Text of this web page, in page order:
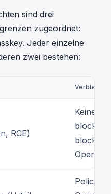
sind drei
zugeordnet:
Jeder einzelne
zwei bestehen:
RCE)
Keine
blockiert
blockiert
Policy